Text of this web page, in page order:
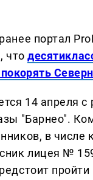
портал
что
покорять
14 апреля с
"Барнео".
в числе
лицея №